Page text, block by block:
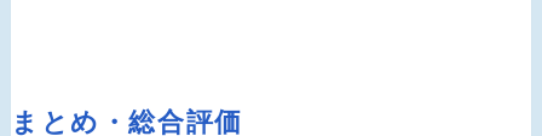
まとめ・総合評価